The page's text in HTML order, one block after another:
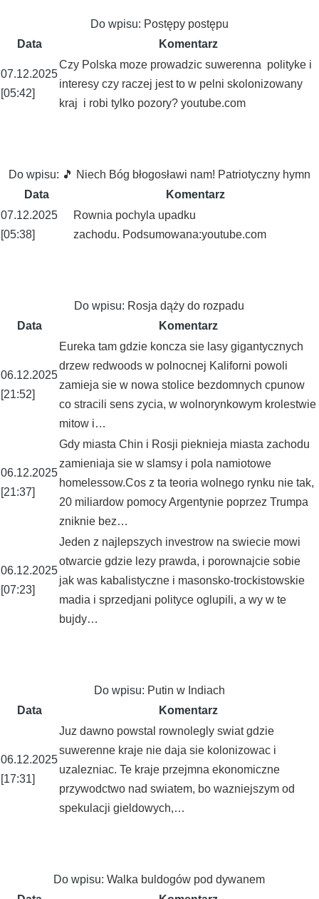
Do wpisu: Postępy postępu
Data
Komentarz
07.12.2025
[05:42]
Czy Polska moze prowadzic suwerenna polityke i
interesy czy raczej jest to w pelni skolonizowany
kraj i robi tylko pozory? youtube.com
Do wpisu: 🎵 Niech Bóg błogosławi nam! Patriotyczny hymn
Data
Komentarz
07.12.2025
[05:38]
Rownia pochyla upadku
zachodu. Podsumowana:youtube.com
Do wpisu: Rosja dąży do rozpadu
Data
Komentarz
06.12.2025
[21:52]
Eureka tam gdzie koncza sie lasy gigantycznych
drzew redwoods w polnocnej Kaliforni powoli
zamieja sie w nowa stolice bezdomnych cpunow
co stracili sens zycia, w wolnorynkowym krolestwie
mitow i…
06.12.2025
[21:37]
Gdy miasta Chin i Rosji pieknieja miasta zachodu
zamieniaja sie w slamsy i pola namiotowe
homelessow.Cos z ta teoria wolnego rynku nie tak,
20 miliardow pomocy Argentynie poprzez Trumpa
zniknie bez…
06.12.2025
[07:23]
Jeden z najlepszych investrow na swiecie mowi
otwarcie gdzie lezy prawda, i porownajcie sobie
jak was kabalistyczne i masonsko-trockistowskie
madia i sprzedjani polityce oglupili, a wy w te
bujdy…
Do wpisu: Putin w Indiach
Data
Komentarz
06.12.2025
[17:31]
Juz dawno powstal rownolegly swiat gdzie
suwerenne kraje nie daja sie kolonizowac i
uzalezniac. Te kraje przejmna ekonomiczne
przywodctwo nad swiatem, bo wazniejszym od
spekulacji gieldowych,…
Do wpisu:Walka buldogów pod dywanem